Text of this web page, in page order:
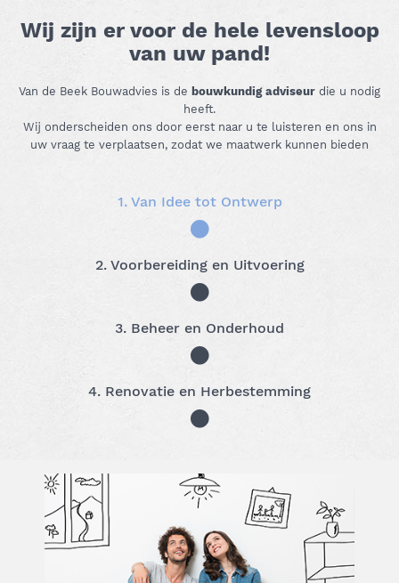
Wij zijn er voor de hele levensloop
van uw pand!
Van de Beek Bouwadvies is de bouwkundig adviseur die u nodig
heeft.
Wij onderscheiden ons door eerst naar u te luisteren en ons in
uw vraag te verplaatsen, zodat we maatwerk kunnen bieden
1. Van Idee tot Ontwerp
2. Voorbereiding en Uitvoering
3. Beheer en Onderhoud
4. Renovatie en Herbestemming